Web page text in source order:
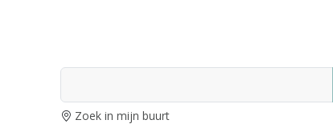
Zoek in mijn buurt